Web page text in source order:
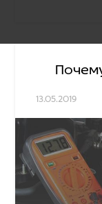
13.05.2019